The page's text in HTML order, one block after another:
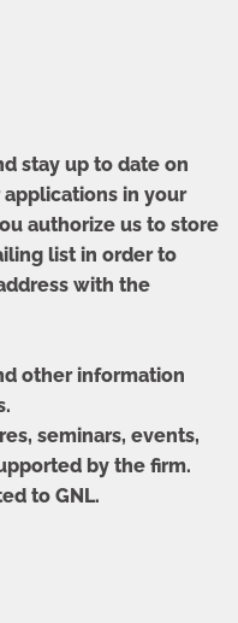
stay up to date on
in your
authorize us to store
list in order to
with the
other information
seminars, events,
by the firm.
to GNL.